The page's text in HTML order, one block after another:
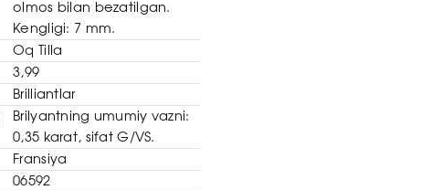
olmos bilan bezatilgan.
Kengligi: 7 mm.
Oq Tilla
3,99
Brilliantlar
Brilyantning umumiy vazni:
0,35 karat, sifat G/VS.
Fransiya
06592